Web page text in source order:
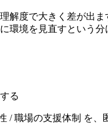
解度で大きく差が出
環境を見直すという分
る
/ 職場の支援体制 を、